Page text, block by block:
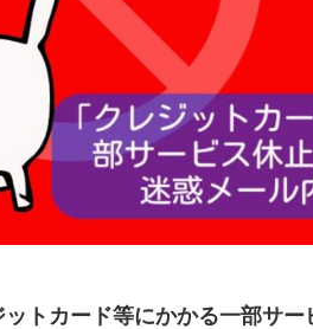
ットカード等にかかる一部サ